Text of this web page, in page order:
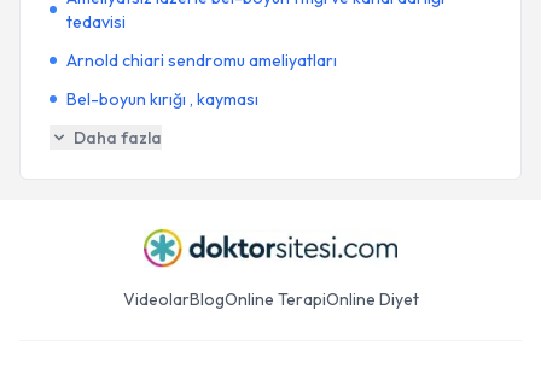
tedavisi
Arnold chiari sendromu ameliyatları
Bel-boyun kırığı , kayması
Daha fazla
VideolarBlogOnline TerapiOnline Diyet